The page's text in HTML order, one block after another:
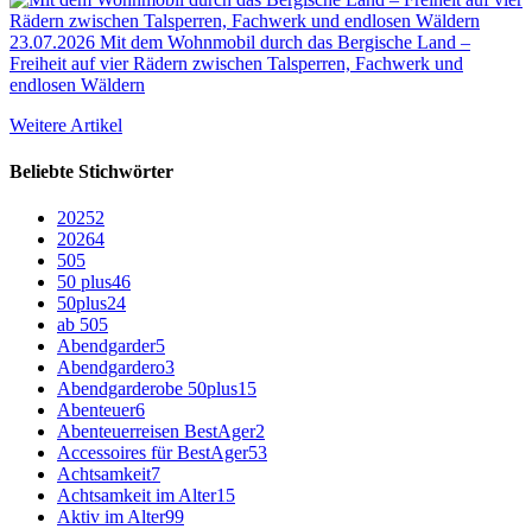
23.07.2026 Mit dem Wohnmobil durch das Bergische Land –
Freiheit auf vier Rädern zwischen Talsperren, Fachwerk und
endlosen Wäldern
Weitere Artikel
Beliebte Stichwörter
20252
20264
505
50 plus46
50plus24
ab 505
Abendgarder5
Abendgardero3
Abendgarderobe 50plus15
Abenteuer6
Abenteuerreisen BestAger2
Accessoires für BestAger53
Achtsamkeit7
Achtsamkeit im Alter15
Aktiv im Alter99